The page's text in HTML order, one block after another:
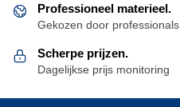
productpagina
Professioneel materieel.
Gekozen door professionals
Scherpe prijzen.
Dagelijkse prijs monitoring